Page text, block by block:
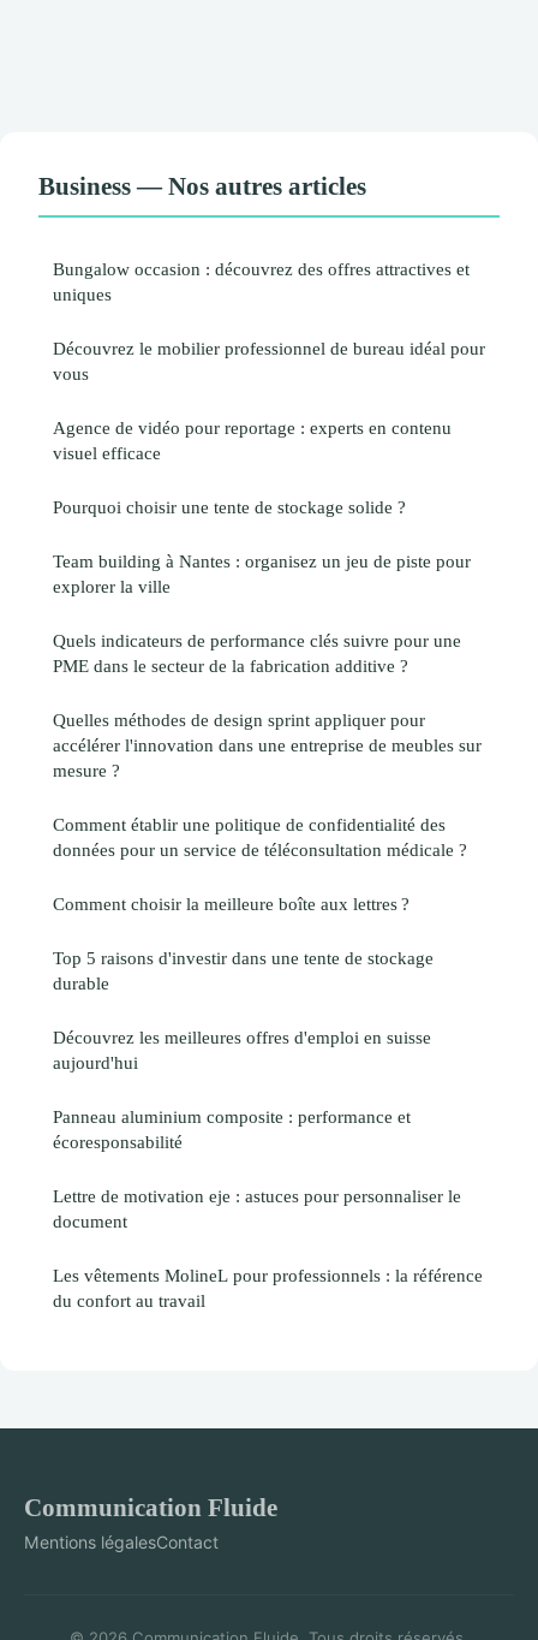
Business — Nos autres articles
Bungalow occasion : découvrez des offres attractives et
uniques
Découvrez le mobilier professionnel de bureau idéal pour
vous
Agence de vidéo pour reportage : experts en contenu
visuel efficace
Pourquoi choisir une tente de stockage solide ?
Team building à Nantes : organisez un jeu de piste pour
explorer la ville
Quels indicateurs de performance clés suivre pour une
PME dans le secteur de la fabrication additive ?
Quelles méthodes de design sprint appliquer pour
accélérer l'innovation dans une entreprise de meubles sur
mesure ?
Comment établir une politique de confidentialité des
données pour un service de téléconsultation médicale ?
Comment choisir la meilleure boîte aux lettres ?
Top 5 raisons d'investir dans une tente de stockage
durable
Découvrez les meilleures offres d'emploi en suisse
aujourd'hui
Panneau aluminium composite : performance et
écoresponsabilité
Lettre de motivation eje : astuces pour personnaliser le
document
Les vêtements MolineL pour professionnels : la référence
du confort au travail
Communication Fluide
Mentions légalesContact